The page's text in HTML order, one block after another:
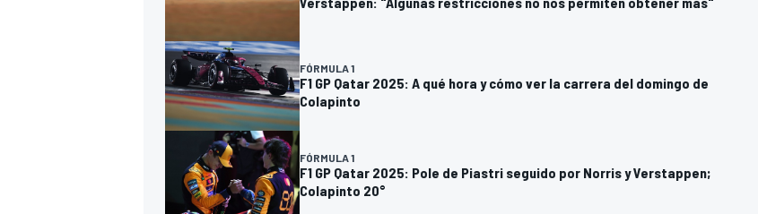
FÓRMULA 1
F1 GP Qatar 2025: A qué hora y cómo ver la carrera del domingo de
Colapinto
FÓRMULA 1
F1 GP Qatar 2025: Pole de Piastri seguido por Norris y Verstappen;
Colapinto 20°